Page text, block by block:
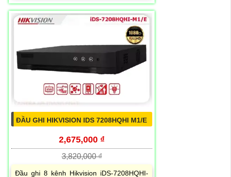
ĐẦU GHI HIKVISION IDS 7208HQHI M1/E
2,675,000 ₫
3,820,000 ₫
Đầu ghi 8 kênh Hikvision iDS-7208HQHI-